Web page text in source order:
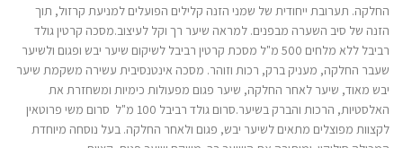
החלקה. תערובת ייחודית של שמני הזנה קלילים הפועלים למניעת קרזול, תוך
הזנה של סיב השערה מבפנים. למראה שיער רך וקל לעיצוב.מסכה קרטין גולד
רביבל ללא מלחים 500 מ"ל מסכת קרטין רביבל לשיקום שיער יבש ופגום ולשיער
שעבר החלקה, מעניק ברק, רכות וזוהר. מסכה אינטנסיבית עשירה משקמת שיער
יבש מאוד, שיער לאחר החלקה, שיער פגום מפעולות כימיות ומשחזרת את
האלסטיות, הרכות והברק בשיער.סרום גולד רביבל 100 מ"ל סרום משי פרוטאין
לקצוות מפוצלים מתאים לשיער יבש, פגום ולאחר החלקה. בעל נוסחה מיוחדת